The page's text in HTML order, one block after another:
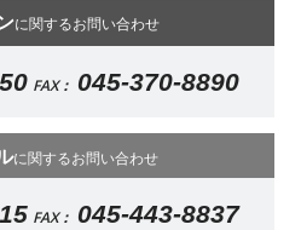
に関するお問い合わせ
FAX： 045-370-8890
に関するお問い合わせ
FAX： 045-443-8837